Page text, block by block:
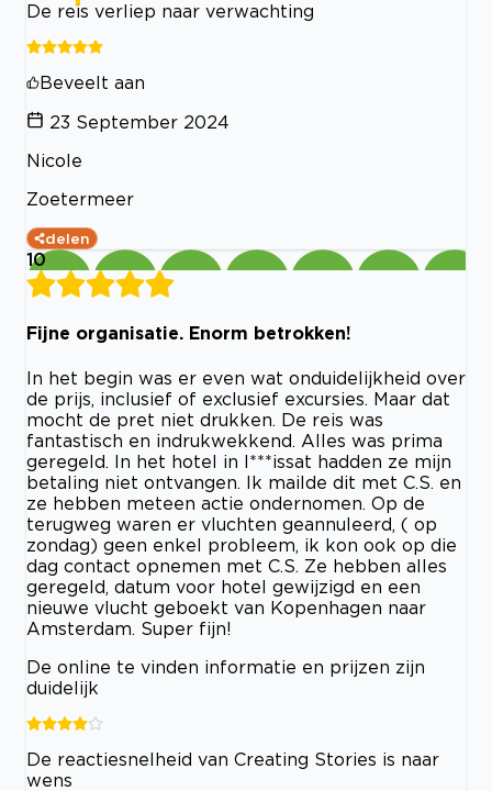
De reis verliep naar verwachting
Beveelt aan
23 September 2024
Nicole
Zoetermeer
delen
10
Fijne organisatie. Enorm betrokken!
In het begin was er even wat onduidelijkheid over
de prijs, inclusief of exclusief excursies. Maar dat
mocht de pret niet drukken. De reis was
fantastisch en indrukwekkend. Alles was prima
geregeld. In het hotel in I***issat hadden ze mijn
betaling niet ontvangen. Ik mailde dit met C.S. en
ze hebben meteen actie ondernomen. Op de
terugweg waren er vluchten geannuleerd, ( op
zondag) geen enkel probleem, ik kon ook op die
dag contact opnemen met C.S. Ze hebben alles
geregeld, datum voor hotel gewijzigd en een
nieuwe vlucht geboekt van Kopenhagen naar
Amsterdam. Super fijn!
De online te vinden informatie en prijzen zijn
duidelijk
De reactiesnelheid van Creating Stories is naar
wens